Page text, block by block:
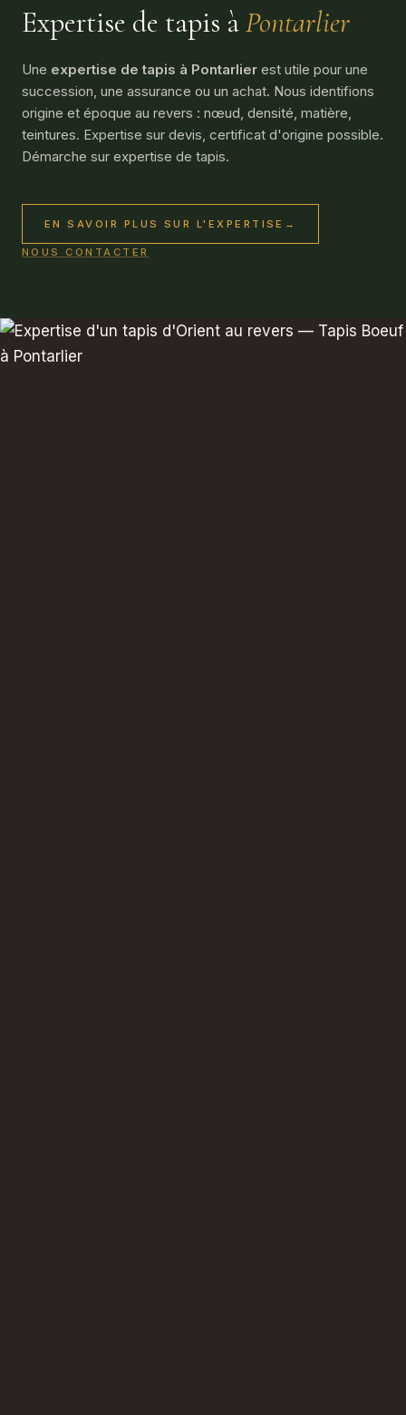
Expertise de tapis àPontarlier
Une expertise de tapis à Pontarlier est utile pour une
succession, une assurance ou un achat. Nous identifions
origine et époque au revers : nœud, densité, matière,
teintures. Expertise sur devis, certificat d'origine possible.
Démarche sur expertise de tapis.
EN SAVOIR PLUS SUR L'EXPERTISE →
NOUS CONTACTER